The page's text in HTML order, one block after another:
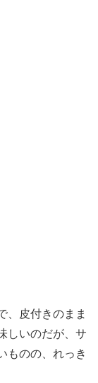
、皮付きのまま
しいのだが、サ
ものの、れっき